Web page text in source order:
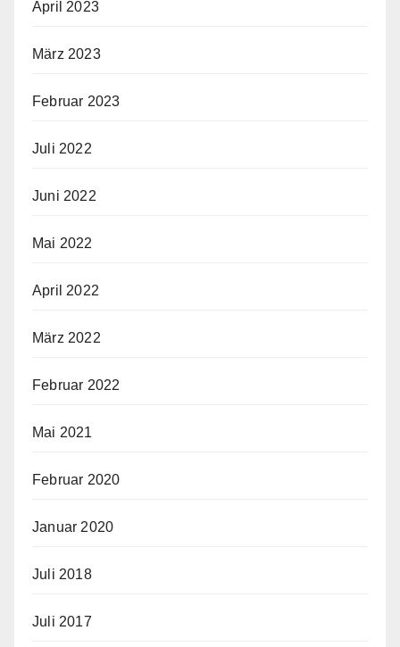
April 2023
März 2023
Februar 2023
Juli 2022
Juni 2022
Mai 2022
April 2022
März 2022
Februar 2022
Mai 2021
Februar 2020
Januar 2020
Juli 2018
Juli 2017